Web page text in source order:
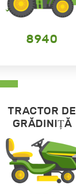
8940
TRACTOR DE
GRĂDINIȚĂ